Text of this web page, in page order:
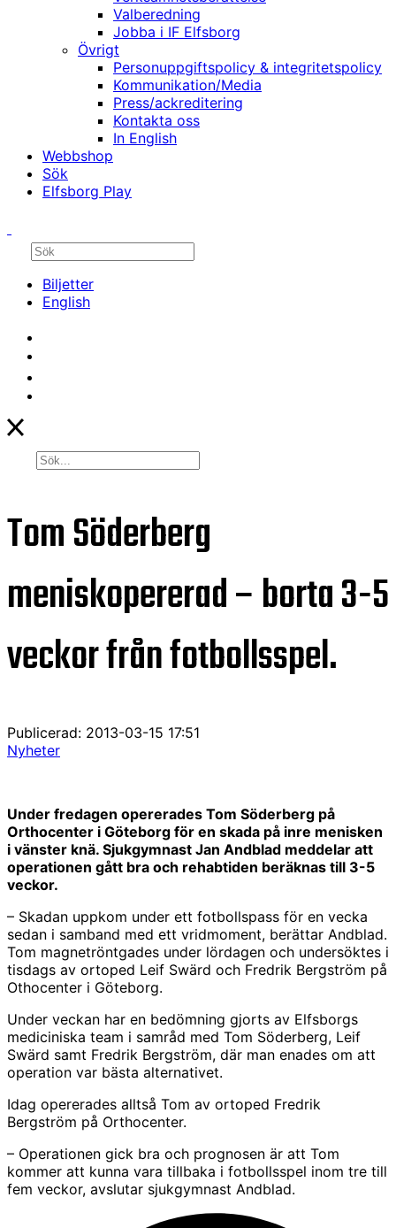
Valberedning
Jobba i IF Elfsborg
Övrigt
Personuppgiftspolicy & integritetspolicy
Kommunikation/Media
Press/ackreditering
Kontakta oss
In English
Webbshop
Sök
Elfsborg Play
Biljetter
English
Tom Söderberg
meniskopererad – borta 3-5
veckor från fotbollsspel.
Publicerad: 2013-03-15 17:51
Nyheter
Under fredagen opererades Tom Söderberg på
Orthocenter i Göteborg för en skada på inre menisken
i vänster knä. Sjukgymnast Jan Andblad meddelar att
operationen gått bra och rehabtiden beräknas till 3-5
veckor.
– Skadan uppkom under ett fotbollspass för en vecka
sedan i samband med ett vridmoment, berättar Andblad.
Tom magnetröntgades under lördagen och undersöktes i
tisdags av ortoped Leif Swärd och Fredrik Bergström på
Othocenter i Göteborg.
Under veckan har en bedömning gjorts av Elfsborgs
mediciniska team i samråd med Tom Söderberg, Leif
Swärd samt Fredrik Bergström, där man enades om att
operation var bästa alternativet.
Idag opererades alltså Tom av ortoped Fredrik
Bergström på Orthocenter.
– Operationen gick bra och prognosen är att Tom
kommer att kunna vara tillbaka i fotbollsspel inom tre till
fem veckor, avslutar sjukgymnast Andblad.